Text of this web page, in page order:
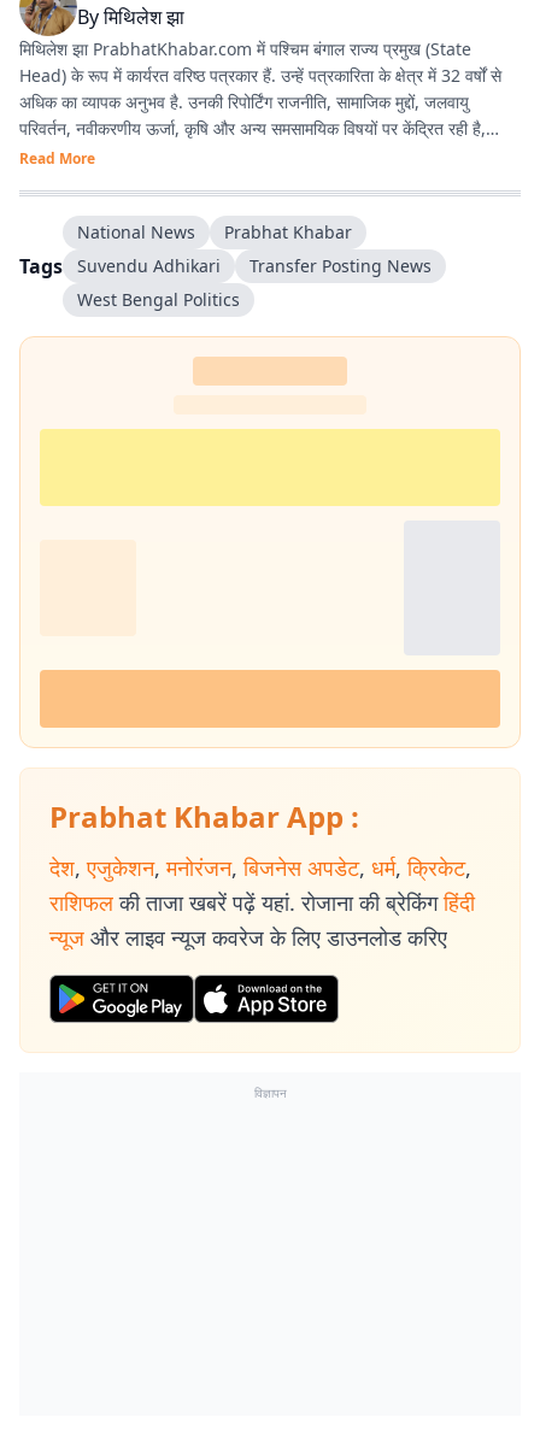
Byमिथिलेश झा
मिथिलेश झा PrabhatKhabar.com में पश्चिम बंगाल राज्य प्रमुख (State
Head) के रूप में कार्यरत वरिष्ठ पत्रकार हैं. उन्हें पत्रकारिता के क्षेत्र में 32 वर्षों से
अधिक का व्यापक अनुभव है. उनकी रिपोर्टिंग राजनीति, सामाजिक मुद्दों, जलवायु
परिवर्तन, नवीकरणीय ऊर्जा, कृषि और अन्य समसामयिक विषयों पर केंद्रित रही है,
जिससे वे क्षेत्रीय पत्रकारिता में एक विश्वसनीय और प्रामाणिक पत्रकार के रूप में
(prabhatkhabar.com) में पश्चिम बंगाल के स्टेट हेड की भूमिका में हैं. वे डिजिटल
न्यूज कवर करते हैं. तथ्यात्मक और जनहित से जुड़ी पत्रकारिता को प्राथमिकता देते हैं.
वर्तमान में बंगाल विधानसभा चुनाव 2026 पर पूरी तरह से फोकस्ड हैं. भौगोलिक
विशेषज्ञता : उनकी रिपोर्टिंग का मुख्य फोकस पश्चिम बंगाल रहा है, साथ ही उन्होंने
झारखंड और छत्तीसगढ़ की भी लंबे समय तक ग्राउंड-लेवल रिपोर्टिंग की है, जो उनकी
क्षेत्रीय समझ और अनुभव को दर्शाता है. मुख्य विशेषज्ञता (Core Beats) : उनकी
पत्रकारिता निम्नलिखित महत्वपूर्ण और संवेदनशील क्षेत्रों में गहरी विशेषज्ञता को दर्शाती
और जमीनी समस्याओं पर केंद्रित रिपोर्टिंग. जलवायु परिवर्तन और नवीकरणीय ऊर्जा :
Read More
Tags
National News
Prabhat Khabar
Suvendu Adhikari
Transfer Posting News
West Bengal Politics
Prabhat Khabar App :
देश, एजुकेशन, मनोरंजन, बिजनेस अपडेट, धर्म, क्रिकेट,
राशिफल की ताजा खबरें पढ़ें यहां. रोजाना की ब्रेकिंग हिंदी
न्यूज और लाइव न्यूज कवरेज के लिए डाउनलोड करिए
विज्ञापन